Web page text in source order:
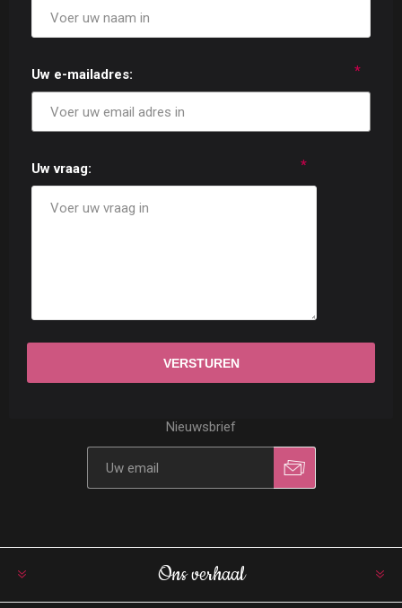
Uw e-mailadres: *
Uw vraag: *
Nieuwsbrief
Ons verhaal